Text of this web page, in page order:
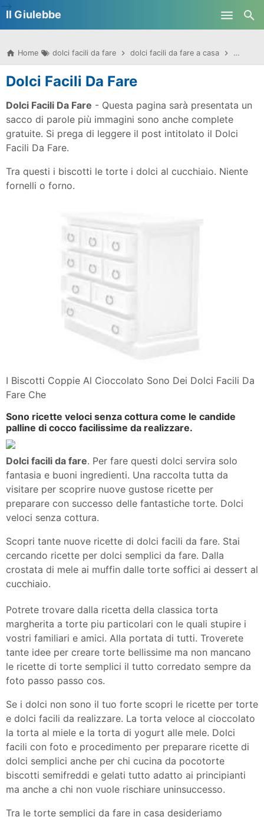
Il Giulebbe
Home dolci facili da fare dolci facili da fare a casa dolci
Dolci Facili Da Fare
Dolci Facili Da Fare - Questa pagina sarà presentata un
sacco di parole più immagini sono anche complete
gratuite. Si prega di leggere il post intitolato il Dolci
Facili Da Fare.
Tra questi i biscotti le torte i dolci al cucchiaio. Niente
fornelli o forno.
I Biscotti Coppie Al Cioccolato Sono Dei Dolci Facili Da
Fare Che
Sono ricette veloci senza cottura come le candide
palline di cocco facilissime da realizzare.
Dolci facili da fare. Per fare questi dolci servira solo
fantasia e buoni ingredienti. Una raccolta tutta da
visitare per scoprire nuove gustose ricette per
preparare con successo delle fantastiche torte. Dolci
veloci senza cottura.
Scopri tante nuove ricette di dolci facili da fare. Stai
cercando ricette per dolci semplici da fare. Dalla
crostata di mele ai muffin dalle torte soffici ai dessert al
cucchiaio.
Potrete trovare dalla ricetta della classica torta
margherita a torte piu particolari con le quali stupire i
vostri familiari e amici. Alla portata di tutti. Troverete
tante idee per creare torte bellissime ma non mancano
le ricette di torte semplici il tutto corredato sempre da
foto passo passo cos.
Se i dolci non sono il tuo forte scopri le ricette per torte
e dolci facili da realizzare. La torta veloce al cioccolato
la torta al miele e la torta di yogurt alle mele. Dolci
facili con foto e procedimento per preparare ricette di
dolci semplici anche per chi cucina da pocotorte
biscotti semifreddi e gelati tutto adatto ai principianti
ma anche a chi non vuole rischiare uninsuccesso.
Tra le torte semplici da fare in casa desideriamo